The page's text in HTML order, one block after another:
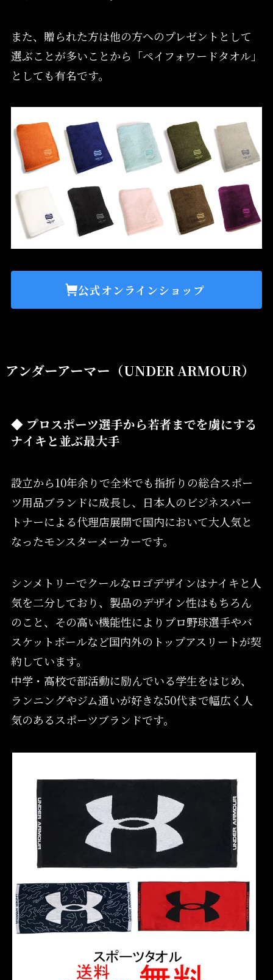
また、贈られた方は他の方へのプレゼントとして
選ぶことが多いことから「ペイフォワードタオル」
としても有名です。
公式オンラインショップ
アンダーアーマー（UNDER ARMOUR）
◆ プロスポーツ選手から若者までを虜にする
ナイキと並ぶ最大手
設立から10年余りで全米でも指折りの総合スポー
ツ用品ブランドに成長し、日本人のビジネスパー
トナーによる代理店展開で国内において大人気と
なったモンスターメーカーです。
シンメトリーでクールなロゴデザインはナイキと人
気を二分しており、製品のデザイン性はもちろん
のこと、その高い機能性によりプロ野球選手やバ
スケットボールなど国内外のトップアスリートが契
約しています。
中学・高校で部活動に励んでいる学生をはじめ、
ランニングやジム通いが好きな50代まで幅広く人
気のあるスポーツブランドです。